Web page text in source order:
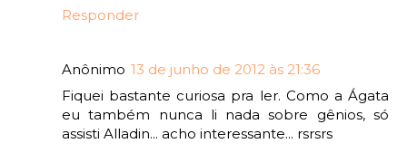
Responder
Anônimo 13 de junho de 2012 às 21:36
Fiquei bastante curiosa pra ler. Como a Ágata
eu também nunca li nada sobre gênios, só
assisti Alladin... acho interessante... rsrsrs